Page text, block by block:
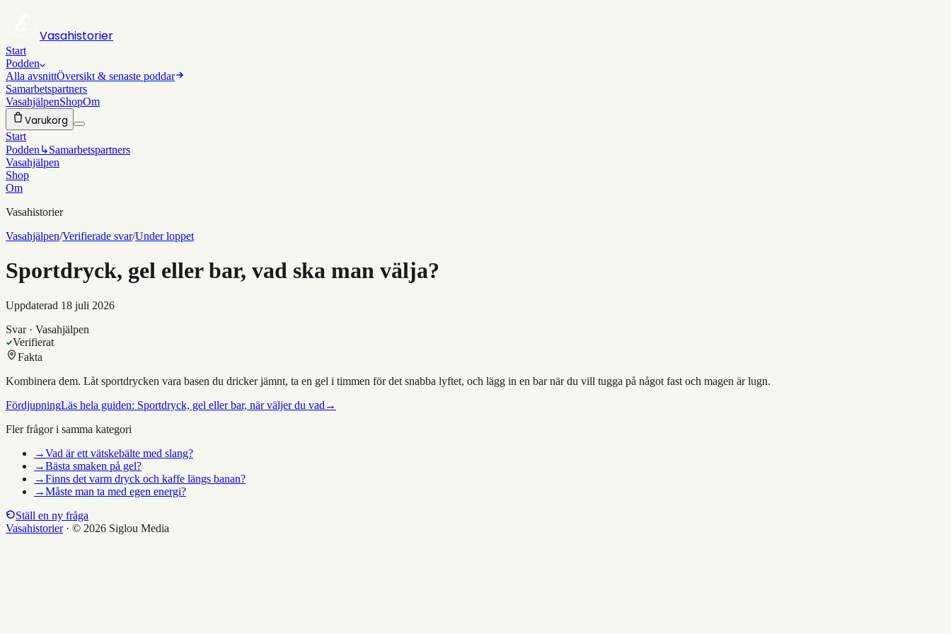
Vasahistorier
Start
Podden
Alla avsnittÖversikt & senaste poddar
Samarbetspartners
VasahjälpenShopOm
Varukorg
Start
Podden ↳Samarbetspartners
Vasahjälpen
Shop
Om
Vasahistorier
Vasahjälpen/Verifierade svar/Under loppet
Sportdryck, gel eller bar, vad ska man välja?
Uppdaterad 18 juli 2026
Svar · Vasahjälpen
Verifierat
Fakta
Kombinera dem. Låt sportdrycken vara basen du dricker jämnt, ta en gel i timmen för det snabba lyftet, och lägg in en bar när du vill tugga på något fast och magen är lugn.
FördjupningLäs hela guiden: Sportdryck, gel eller bar, när väljer du vad →
Fler frågor i samma kategori
→Vad är ett vätskebälte med slang?
→Bästa smaken på gel?
→Finns det varm dryck och kaffe längs banan?
→Måste man ta med egen energi?
Ställ en ny fråga
Vasahistorier· © 2026 Siglou Media